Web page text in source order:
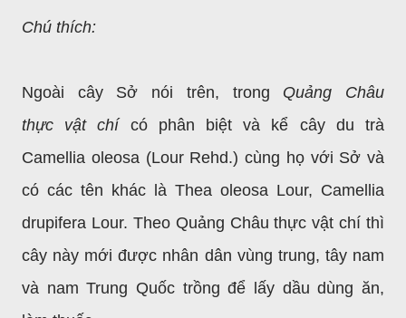
Chú thích:
Ngoài cây Sở nói trên, trong Quảng Châu
thực vật chícó phân biệt và kể cây du trà
Camellia oleosa (Lour Rehd.) cùng họ với Sở và
có các tên khác là Thea oleosa Lour, Camellia
drupifera Lour. Theo Quảng Châu thực vật chí thì
cây này mới được nhân dân vùng trung, tây nam
và nam Trung Quốc trồng để lấy dầu dùng ăn,